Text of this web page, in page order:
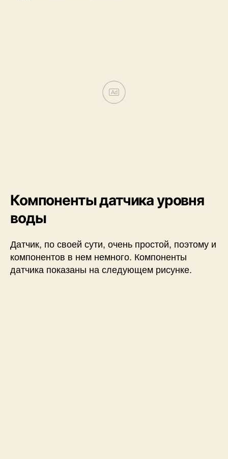
Компоненты датчика уровня
воды
Датчик, по своей сути, очень простой, поэтому и
компонентов в нем немного. Компоненты
датчика показаны на следующем рисунке.